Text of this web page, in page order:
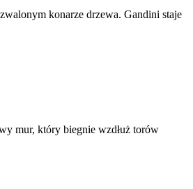
konarze drzewa. Gandini staje
mur, który biegnie wzdłuż torów